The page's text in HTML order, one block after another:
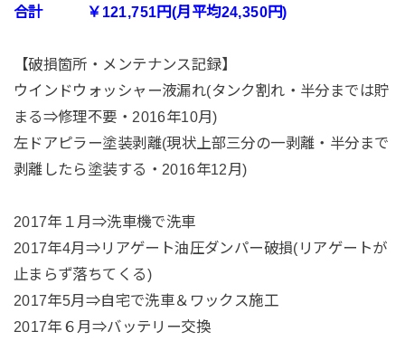
合計 ￥121,751円(月平均24,350円)
【破損箇所・メンテナンス記録】
ウインドウォッシャー液漏れ(タンク割れ・半分までは貯
まる⇒修理不要・2016年10月)
左ドアピラー塗装剥離(現状上部三分の一剥離・半分まで
剥離したら塗装する・2016年12月)
2017年１月⇒洗車機で洗車
2017年4月⇒リアゲート油圧ダンパー破損(リアゲートが
止まらず落ちてくる)
2017年5月⇒自宅で洗車＆ワックス施工
2017年６月⇒バッテリー交換